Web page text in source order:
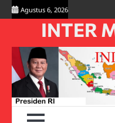
Skip
to
Agustus 6, 2026
INTER